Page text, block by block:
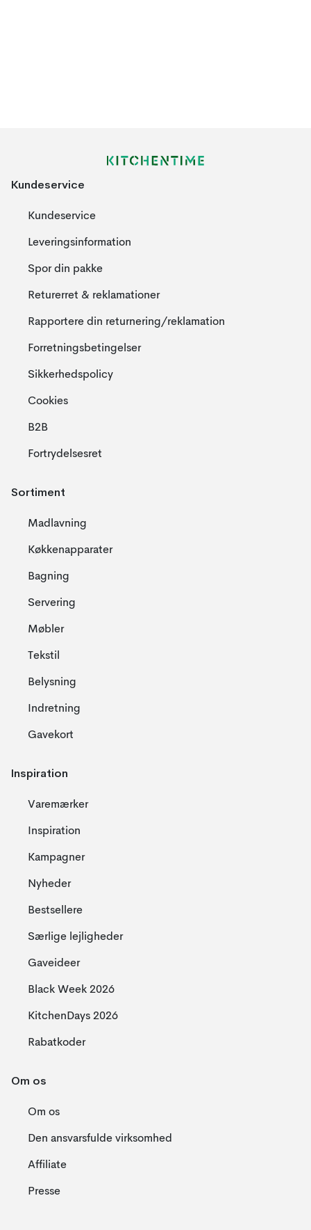
Kundeservice
Kundeservice
Leveringsinformation
Spor din pakke
Returerret & reklamationer
Rapportere din returnering/reklamation
Forretningsbetingelser
Sikkerhedspolicy
Cookies
B2B
Fortrydelsesret
Sortiment
Madlavning
Køkkenapparater
Bagning
Servering
Møbler
Tekstil
Belysning
Indretning
Gavekort
Inspiration
Varemærker
Inspiration
Kampagner
Nyheder
Bestsellere
Særlige lejligheder
Gaveideer
Black Week 2026
KitchenDays 2026
Rabatkoder
Om os
Om os
Den ansvarsfulde virksomhed
Affiliate
Presse